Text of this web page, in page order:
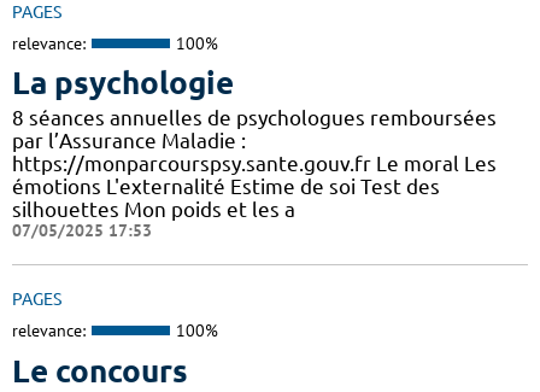
PAGES
relevance: 100%
La psychologie
8 séances annuelles de psychologues remboursées
par l’Assurance Maladie :
https://monparcourspsy.sante.gouv.fr Le moral Les
émotions L'externalité Estime de soi Test des
silhouettes Mon poids et les a
07/05/2025 17:53
PAGES
relevance: 100%
Le concours